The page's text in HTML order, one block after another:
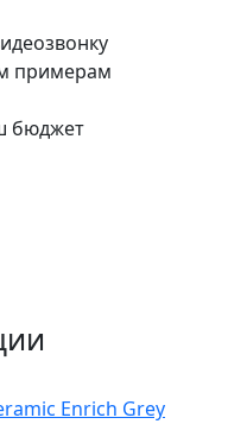
примерам
бюджет